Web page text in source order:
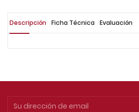
Descripción Ficha Técnica Evaluación